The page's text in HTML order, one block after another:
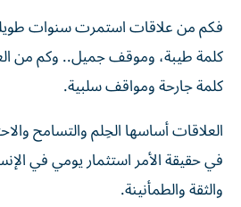
فكم من علاقات استمرت سنوات
كلمة طيبة، وموقف جميل.. وكم من
كلمة جارحة ومواقف سلبية.
العلاقات أساسها الحِلم والتسامح
في حقيقة الأمر استثمار يومي في
والثقة والطمأنينة.